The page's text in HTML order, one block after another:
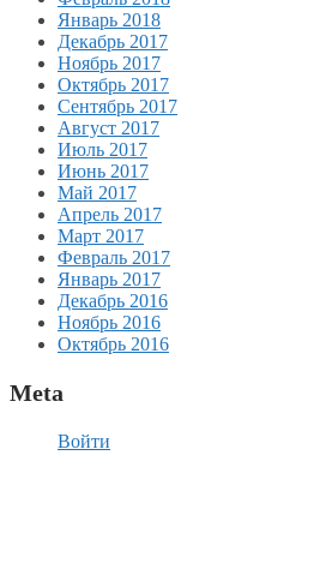
Январь 2018
Декабрь 2017
Ноябрь 2017
Октябрь 2017
Сентябрь 2017
Август 2017
Июль 2017
Июнь 2017
Май 2017
Апрель 2017
Март 2017
Февраль 2017
Январь 2017
Декабрь 2016
Ноябрь 2016
Октябрь 2016
Meta
Войти